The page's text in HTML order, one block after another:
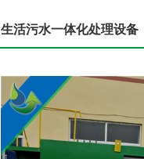
生活污水一体化处理设备